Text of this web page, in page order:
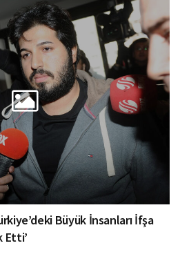
Büyük İnsanları İfşa
Etti’